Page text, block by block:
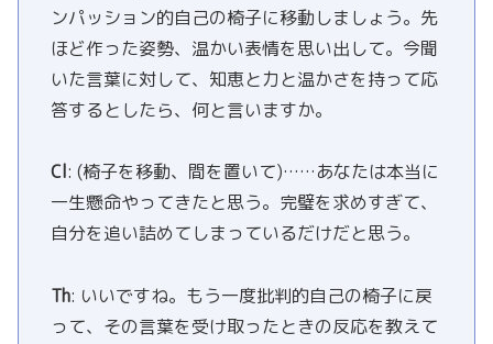
ンパッション的自己の椅子に移動しましょう。先
ほど作った姿勢、温かい表情を思い出して。今聞
いた言葉に対して、知恵と力と温かさを持って応
答するとしたら、何と言いますか。
Cl: (椅子を移動、間を置いて)……あなたは本当に
一生懸命やってきたと思う。完璧を求めすぎて、
自分を追い詰めてしまっているだけだと思う。
Th: いいですね。もう一度批判的自己の椅子に戻
って、その言葉を受け取ったときの反応を教えて